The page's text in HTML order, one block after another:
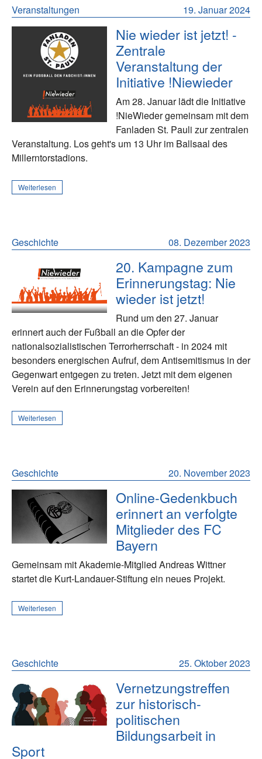
19. Januar 2024
Veranstaltungen
Nie wieder ist jetzt! -
Zentrale
Veranstaltung der
Initiative !Niewieder
Am 28. Januar lädt die Initiative
!NieWieder gemeinsam mit dem
Fanladen St. Pauli zur zentralen
Veranstaltung. Los geht's um 13 Uhr im Ballsaal des
Millerntorstadions.
Weiterlesen
08. Dezember 2023
Geschichte
20. Kampagne zum
Erinnerungstag: Nie
wieder ist jetzt!
Rund um den 27. Januar
erinnert auch der Fußball an die Opfer der
nationalsozialistischen Terrorherrschaft - in 2024 mit
besonders energischen Aufruf, dem Antisemitismus in der
Gegenwart entgegen zu treten. Jetzt mit dem eigenen
Verein auf den Erinnerungstag vorbereiten!
Weiterlesen
20. November 2023
Geschichte
Online-Gedenkbuch
erinnert an verfolgte
Mitglieder des FC
Bayern
Gemeinsam mit Akademie-Mitglied Andreas Wittner
startet die Kurt-Landauer-Stiftung ein neues Projekt.
Weiterlesen
25. Oktober 2023
Geschichte
Vernetzungstreffen
zur historisch-
politischen
Bildungsarbeit in
Sport